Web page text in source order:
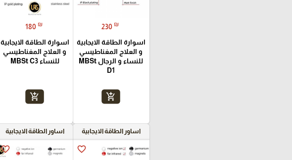
230 ₪
اسوارة الطاقة الايجابية
و العلاج المغناطيسي
للنساء و الرجال MBSt
D1
add_shopping_cart
180 ₪
اسوارة الطاقة الايجابية
و العلاج المغناطيسي
للنساء MBSt C3
add_shopping_cart
اساور الطاقة الايجابية
favorite_border
اساور الطاقة الايجابية
favorite_border